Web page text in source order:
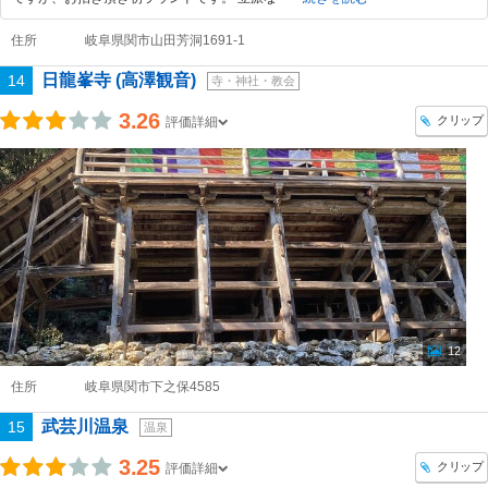
住所 岐阜県関市山田芳洞1691-1
14 日龍峯寺 (高澤観音) 寺・神社・教会
3.26 評価詳細 クリップ
12
住所 岐阜県関市下之保4585
15 武芸川温泉 温泉
3.25 評価詳細 クリップ